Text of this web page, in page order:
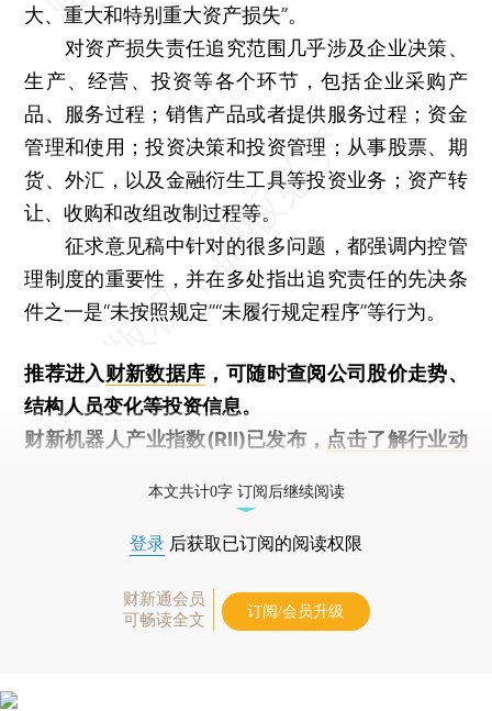
大、重大和特别重大资产损失”。
对资产损失责任追究范围几乎涉及企业决策、
生产、经营、投资等各个环节，包括企业采购产
品、服务过程；销售产品或者提供服务过程；资金
管理和使用；投资决策和投资管理；从事股票、期
货、外汇，以及金融衍生工具等投资业务；资产转
让、收购和改组改制过程等。
征求意见稿中针对的很多问题，都强调内控管
理制度的重要性，并在多处指出追究责任的先决条
件之一是“未按照规定”“未履行规定程序”等行为。
推荐进入财新数据库 ，可随时查阅公司股价走势、
结构人员变化等投资信息。
财新机器人产业指数(RII)已发布， 点击了解行业动
本文共计0字 订阅后继续阅读
登录 后获取已订阅的阅读权限
财新通会员
可畅读全文
订阅/会员升级